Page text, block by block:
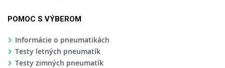
POMOC S VÝBEROM
Informácie o pneumatikách
Testy letných pneumatík
Testy zimných pneumatík